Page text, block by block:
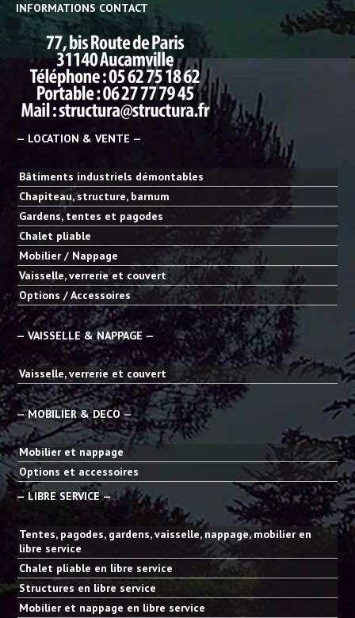
INFORMATIONS CONTACT
— LOCATION & VENTE —
Bâtiments industriels démontables
Chapiteau, structure, barnum
Gardens, tentes et pagodes
Chalet pliable
Mobilier / Nappage
Vaisselle, verrerie et couvert
Options / Accessoires
— VAISSELLE & NAPPAGE —
Vaisselle, verrerie et couvert
— MOBILIER & DECO —
Mobilier et nappage
Options et accessoires
— LIBRE SERVICE —
Tentes, pagodes, gardens, vaisselle, nappage, mobilier en
libre service
Chalet pliable en libre service
Structures en libre service
Mobilier et nappage en libre service